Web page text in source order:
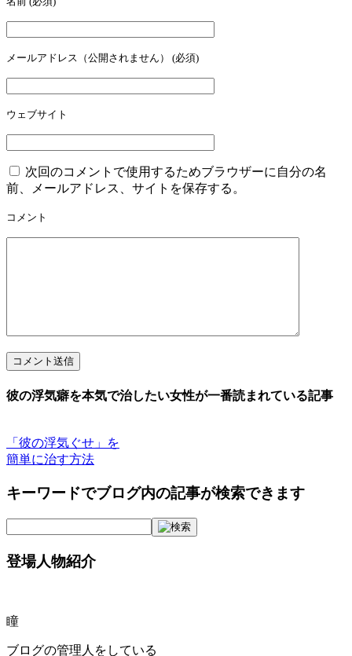
メールアドレス（公開されません） (必須)
ウェブサイト
次回のコメントで使用するためブラウザーに自分の名
前、メールアドレス、サイトを保存する。
コメント
コメント送信
彼の浮気癖を本気で治したい女性が一番読まれている記事
「彼の浮気ぐせ」を
簡単に治す方法
キーワードでブログ内の記事が検索できます
登場人物紹介
瞳
ブログの管理人をしている